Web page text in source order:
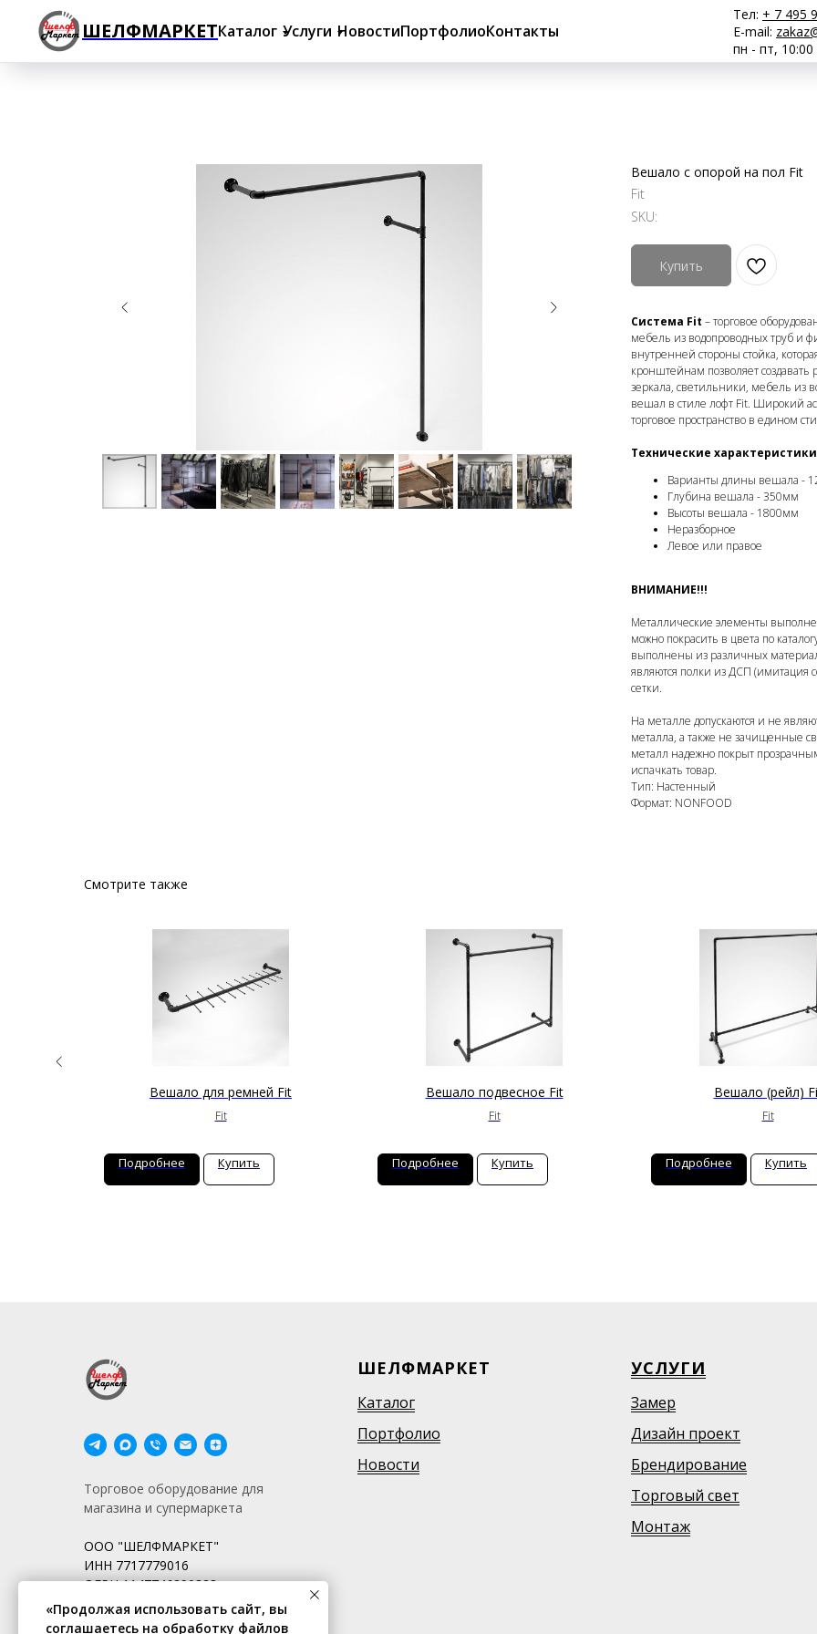
ШЕЛФМАРКЕТКаталог Услуги НовостиПортфолиоКонтакты
Тел: + 7 495
E-mail:
пн - пт, 10:00
Вешало с опорой на пол Fit
Fit
SKU:
Купить
Система Fit – торговое
мебель из водопроводных труб и
внутренней стороны стойка,
кронштейнам позволяет
зеркала, светильники, мебель из
вешал в стиле лофт Fit. Широкий
торговое пространство в едином
Технические
Варианты длины вешала -
Глубина вешала - 350мм
Высоты вешала - 1800мм
Неразборное
Левое или правое
ВНИМАНИЕ!!!
Металлические элементы
можно покрасить в цвета по
выполнены из различных
являются полки из ДСП (имитация
сетки.
На металле допускаются и не
металла, а также не зачищенные
металл надежно покрыт
испачкать товар.
Тип: Настенный
Формат: NONFOOD
Смотрите также
Вешало для ремней Fit
Fit
Подробнее Купить
Вешало подвесное Fit
Fit
Подробнее Купить
Вешало (рейл)
Fit
Подробнее Купить
Торговое оборудование для
магазина и супермаркета
ООО "ШЕЛФМАРКЕТ"
ИНН 7717779016
ОГРН 1147746290328
ШЕЛФМАРКЕТ
Каталог
Портфолио
Новости
УСЛУГИ
Замер
Дизайн проект
Брендирование
Торговый свет
Монтаж
«Продолжая использовать сайт, вы
соглашаетесь на обработку файлов